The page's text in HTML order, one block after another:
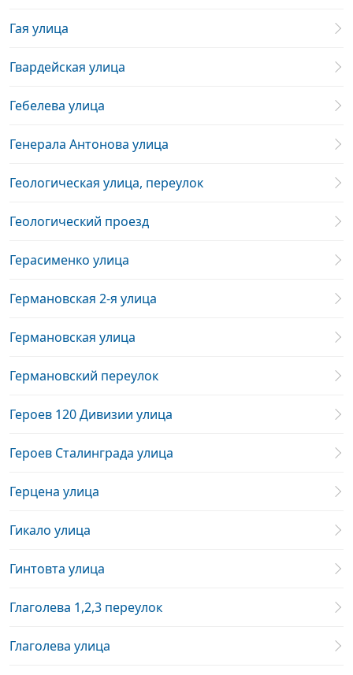
Гая улица
Гвардейская улица
Гебелева улица
Генерала Антонова улица
Геологическая улица, переулок
Геологический проезд
Герасименко улица
Германовская 2-я улица
Германовская улица
Германовский переулок
Героев 120 Дивизии улица
Героев Сталинграда улица
Герцена улица
Гикало улица
Гинтовта улица
Глаголева 1,2,3 переулок
Глаголева улица